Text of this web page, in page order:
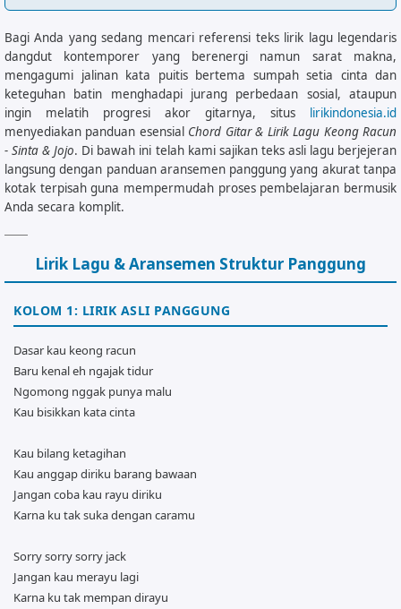
Bagi Anda yang sedang mencari referensi teks lirik lagu legendaris
dangdut kontemporer yang berenergi namun sarat makna,
mengagumi jalinan kata puitis bertema sumpah setia cinta dan
keteguhan batin menghadapi jurang perbedaan sosial, ataupun
ingin melatih progresi akor gitarnya, situs lirikindonesia.id
menyediakan panduan esensial Chord Gitar & Lirik Lagu Keong Racun
- Sinta & Jojo. Di bawah ini telah kami sajikan teks asli lagu berjejeran
langsung dengan panduan aransemen panggung yang akurat tanpa
kotak terpisah guna mempermudah proses pembelajaran bermusik
Anda secara komplit.
Lirik Lagu & Aransemen Struktur Panggung
KOLOM 1: LIRIK ASLI PANGGUNG
Dasar kau keong racun
Baru kenal eh ngajak tidur
Ngomong nggak punya malu
Kau bisikkan kata cinta
Kau bilang ketagihan
Kau anggap diriku barang bawaan
Jangan coba kau rayu diriku
Karna ku tak suka dengan caramu
Sorry sorry sorry jack
Jangan kau merayu lagi
Karna ku tak mempan dirayu